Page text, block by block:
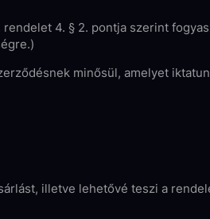
4. § 2. pontja szerint
minősül, amelyet
illetve lehetővé teszi a